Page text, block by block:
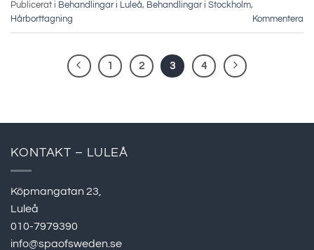
Publicerat i Behandlingar i Luleå, Behandlingar i Stockholm,
Hårborttagning
Kommentera
1 2 3 4
KONTAKT – LULEÅ
Köpmangatan 23,
Luleå
010-7979390
info@spaofsweden.se